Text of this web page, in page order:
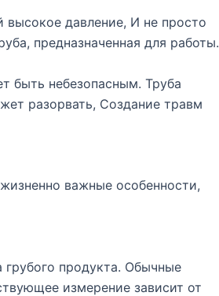
высокое давление, И не просто
предназначенная для работы.
быть небезопасным. Труба
разорвать, Создание травм
важные особенности,
грубого продукта. Обычные
измерение зависит от